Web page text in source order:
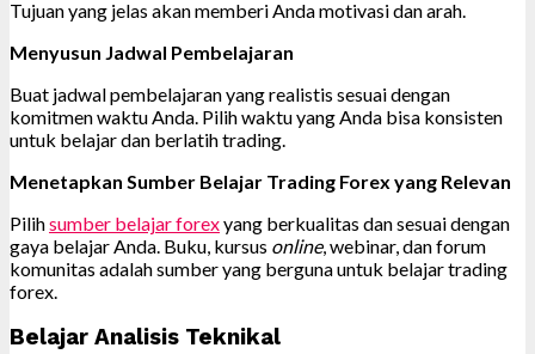
Tujuan yang jelas akan memberi Anda motivasi dan arah.
Menyusun Jadwal Pembelajaran
Buat jadwal pembelajaran yang realistis sesuai dengan
komitmen waktu Anda. Pilih waktu yang Anda bisa konsisten
untuk belajar dan berlatih trading.
Menetapkan Sumber Belajar Trading Forex yang Relevan
Pilihsumber belajar forexyang berkualitas dan sesuai dengan
gaya belajar Anda. Buku, kursus online, webinar, dan forum
komunitas adalah sumber yang berguna untuk belajar trading
forex.
Belajar Analisis Teknikal